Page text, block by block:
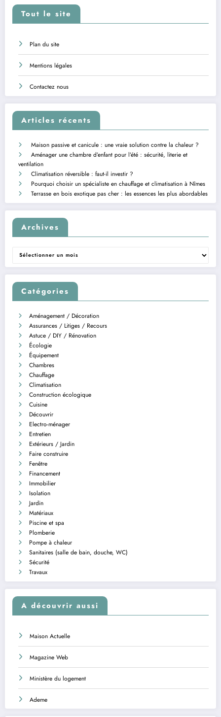
Tout le site
Plan du site
Mentions légales
Contactez nous
Articles récents
Maison passive et canicule : une vraie solution contre la chaleur ?
Aménager une chambre d’enfant pour l’été : sécurité, literie et
ventilation
Climatisation réversible : faut-il investir ?
Pourquoi choisir un spécialiste en chauffage et climatisation à Nîmes
Terrasse en bois exotique pas cher : les essences les plus abordables
Archives
Archives
Catégories
Aménagement / Décoration
Assurances / Litiges / Recours
Astuce / DIY / Rénovation
Écologie
Équipement
Chambres
Chauffage
Climatisation
Construction écologique
Cuisine
Découvrir
Electro-ménager
Entretien
Extérieurs / Jardin
Faire construire
Fenêtre
Financement
Immobilier
Isolation
Jardin
Matériaux
Piscine et spa
Plomberie
Pompe à chaleur
Sanitaires (salle de bain, douche, WC)
Sécurité
Travaux
A découvrir aussi
Maison Actuelle
Magazine Web
Ministère du logement
Ademe